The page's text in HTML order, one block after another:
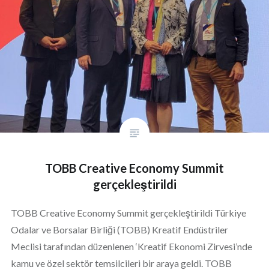
TOBB Creative Economy Summit
gerçekleştirildi
TOBB Creative Economy Summit gerçekleştirildi Türkiye
Odalar ve Borsalar Birliği (TOBB) Kreatif Endüstriler
Meclisi tarafından düzenlenen ‘Kreatif Ekonomi Zirvesi’nde
kamu ve özel sektör temsilcileri bir araya geldi. TOBB